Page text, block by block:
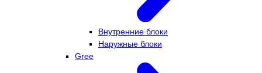
Внутренние блоки
Наружные блоки
Gree